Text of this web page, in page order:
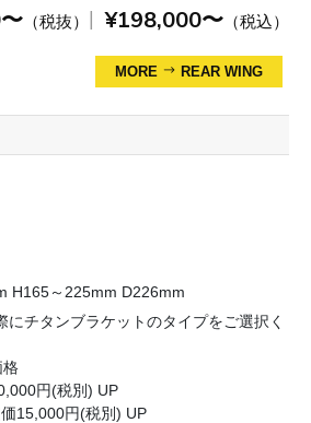
（税抜） | ¥198,000〜 （税込）
MORE REAR WING
H165～225mm D226mm
にチタンブラケットのタイプをご選択く
格
円(税別) UP
15,000円(税別) UP